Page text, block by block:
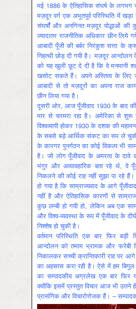
मई 1886 के ऐतिहासिक संघर्ष के लगभग
मज़दूर वर्ग एक अभूतपूर्व परिस्थिति में
संघर्षों और अनगिनत मज़दूर योद्धाओं की
ज़्यादातर राजनीतिक अधिकार छीन लिये
आबादी पूँजी की बर्बर निरंकुश सत्ता के
निहत्थी छोड़ दी गयी है। मज़दूर आन्दोलन
को यह खुली छूट दे दी है कि वे मनमानी
खसोट सकते हैं। अपने अस्तित्व के लिए
आबादी से तो मज़दूरों का अपना राज
छीन लिया गया है।
दूसरी ओर, आज पूँजीवाद 1930 के बाद
मार से चरमरा रहा है। अमेरिका से
विश्वव्यापी होकर 1930 के दशक की
के सबसे बड़े आर्थिक संकट का रूप ले चुकी
के कारगर पुनर्गठन का कोई विकल्प भी
है। जो लोग पूँजीवाद के अमरत्व के दावे
भंगुर और अव्यावहारिक बता रहे थे, वे
निकलने की कोई राह नहीं सुझा पा रहे हैं।
हो गया है कि साम्राज्यवाद के आगे
नहीं है और ऐतिहासिक कारणों से
कुछ लम्बी हो गयी हो, लेकिन अब एक
और विश्व-व्यवस्था के रूप में पूँजीवाद के
निश्शेष हो चुकी है।
वर्तमान परिस्थिति एक बार फिर
आन्दोलन को तमाम भ्रामक और फरेबी
निकालकर सच्ची क्रान्तिकारी राह पर
का अहसास करा रही है। ऐसे में हम
का सम्पादकीय अग्रलेख एक बार फिर
क्योंकि इसमें प्रस्तुत विचार आज भी उतने
प्रासंगिक और विचारोत्तेजक हैं। –